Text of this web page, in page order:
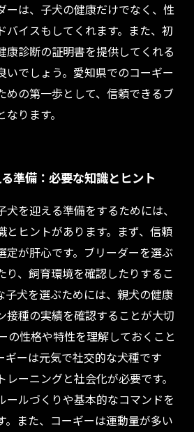
ーは、子犬の健康だけでなく、性
バイスもしてくれます。また、初
康診断の証明書を提供してくれる
いでしょう。愛知県でのコーギー
めの第一歩として、信頼できるブ
ります。
準備：必要な知識とヒント
を迎える準備をするためには、
とヒントがあります。まず、信頼
定が肝心です。ブリーダーを選ぶ
り、飼育環境を確認したりするこ
子犬を選ぶためには、親犬の健康
接種の実績を確認することが大切
の性格や特性を理解しておくこと
ギーは元気で社交的な犬種です
ーニングと社会化が必要です。
ールづくりや基本的なコマンドを
。また、コーギーは運動量が多い